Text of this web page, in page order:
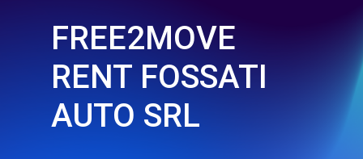
FREE2MOVE
RENT FOSSATI
AUTO SRL